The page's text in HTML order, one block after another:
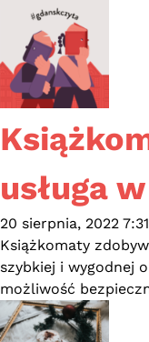
usługa
20 sierpnia, 2022
Książkomaty
szybkiej i wygodnej
możliwość